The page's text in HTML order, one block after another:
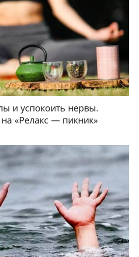
и успокоить нервы.
«Релакс — пикник»